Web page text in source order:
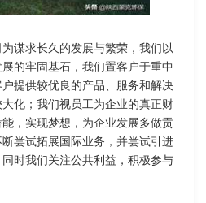
谋求长久的发展与繁荣，我们以
的牢固基石，我们置客户于重中
提供较优良的产品、服务和解决
化；我们视员工为企业的真正财
，实现梦想，为企业发展多做贡
尝试拓展国际业务，并尝试引进
时我们关注公共利益，积极参与